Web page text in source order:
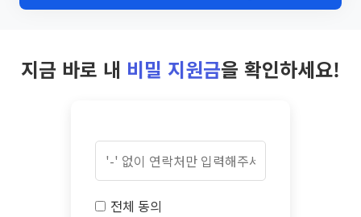
지금 바로 내 비밀 지원금을 확인하세요!
전체 동의